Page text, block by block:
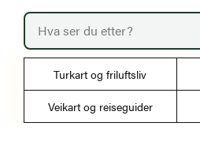
P
o
d
c
s
Turkart og friluftsliv
Veikart og reiseguider